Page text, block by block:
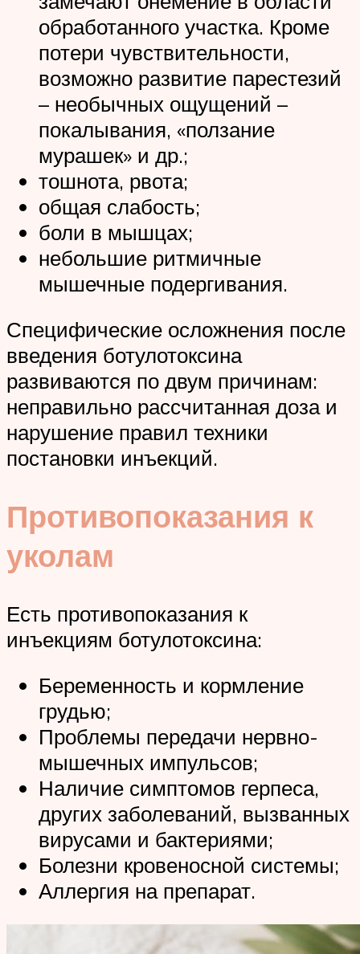
обработанного участка. Кроме
потери чувствительности,
возможно развитие парестезий
– необычных ощущений –
покалывания, «ползание
мурашек» и др.;
тошнота, рвота;
общая слабость;
боли в мышцах;
небольшие ритмичные
мышечные подергивания.
Специфические осложнения после
введения ботулотоксина
развиваются по двум причинам:
неправильно рассчитанная доза и
нарушение правил техники
постановки инъекций.
Противопоказания к
уколам
Есть противопоказания к
инъекциям ботулотоксина:
Беременность и кормление
грудью;
Проблемы передачи нервно-
мышечных импульсов;
Наличие симптомов герпеса,
других заболеваний, вызванных
вирусами и бактериями;
Болезни кровеносной системы;
Аллергия на препарат.